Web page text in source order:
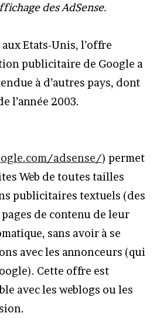
des AdSense.
Etats-Unis, l’offre
publicitaire de Google a
à d’autres pays, dont
l’année 2003.
adsense/) permet
Web de toutes tailles
publicitaires textuels (des
de contenu de leur
sans avoir à se
avec les annonceurs (qui
Cette offre est
avec les weblogs ou les